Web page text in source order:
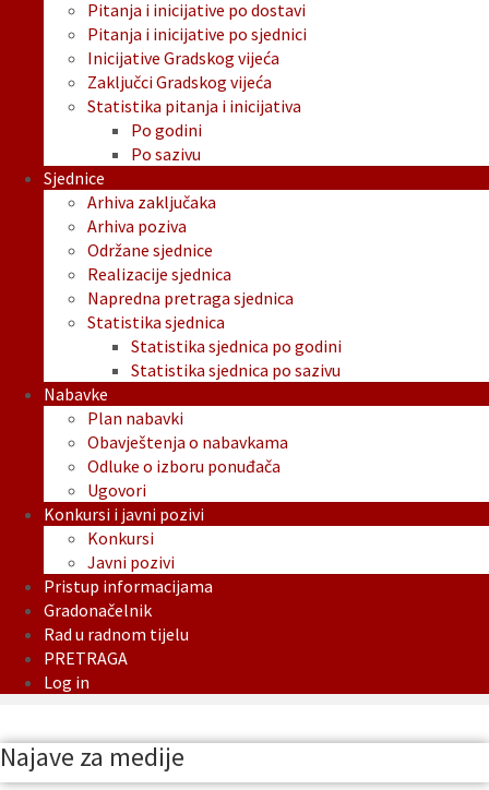
Pitanja i inicijative po dostavi
Pitanja i inicijative po sjednici
Inicijative Gradskog vijeća
Zaključci Gradskog vijeća
Statistika pitanja i inicijativa
Po godini
Po sazivu
Sjednice
Arhiva zaključaka
Arhiva poziva
Održane sjednice
Realizacije sjednica
Napredna pretraga sjednica
Statistika sjednica
Statistika sjednica po godini
Statistika sjednica po sazivu
Nabavke
Plan nabavki
Obavještenja o nabavkama
Odluke o izboru ponuđača
Ugovori
Konkursi i javni pozivi
Konkursi
Javni pozivi
Pristup informacijama
Gradonačelnik
Rad u radnom tijelu
PRETRAGA
Log in
Najave za medije